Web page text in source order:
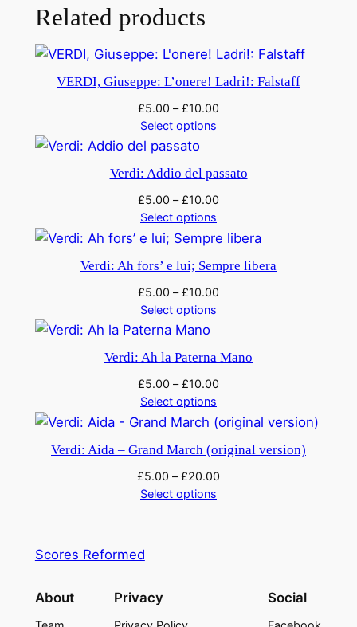
e
r
n
o
e
e
g
a
t
Related products
VERDI, Giuseppe: L’onere! Ladri!: Falstaff
£5.00 –£10.00
Select options
Verdi: Addio del passato
£5.00 –£10.00
Select options
Verdi: Ah fors’ e lui; Sempre libera
£5.00 –£10.00
Select options
Verdi: Ah la Paterna Mano
£5.00 –£10.00
Select options
Verdi: Aida – Grand March (original version)
£5.00 –£20.00
Select options
Scores Reformed
About Privacy Social